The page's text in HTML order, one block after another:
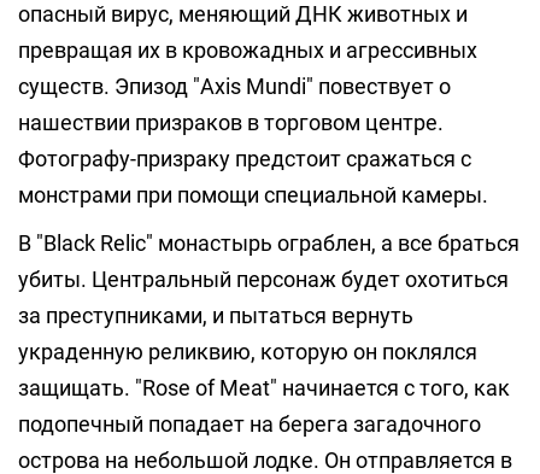
опасный вирус, меняющий ДНК животных и
превращая их в кровожадных и агрессивных
существ. Эпизод "Axis Mundi" повествует о
нашествии призраков в торговом центре.
Фотографу-призраку предстоит сражаться с
монстрами при помощи специальной камеры.
В "Black Relic" монастырь ограблен, а все браться
убиты. Центральный персонаж будет охотиться
за преступниками, и пытаться вернуть
украденную реликвию, которую он поклялся
защищать. "Rose of Meat" начинается с того, как
подопечный попадает на берега загадочного
острова на небольшой лодке. Он отправляется в